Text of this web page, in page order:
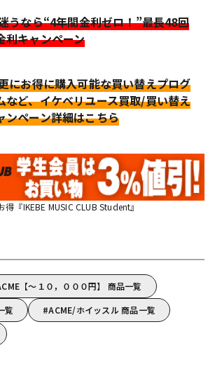
うなら“4年間金利ゼロ！”最長48回
利キャンペーン
にお得に購入可能な買い替えプログ
など、イケベリユース買取/買い替え
ンペーン詳細はこちら
『IKEBE MUSIC CLUB Student』
【～１０，０００円】 商品一覧
覧
ACME/ホイッスル 商品一覧